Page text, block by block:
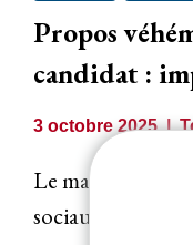
Propos
candidat :
3 octobre 2025
Le maire, ayant
sociaux dans un